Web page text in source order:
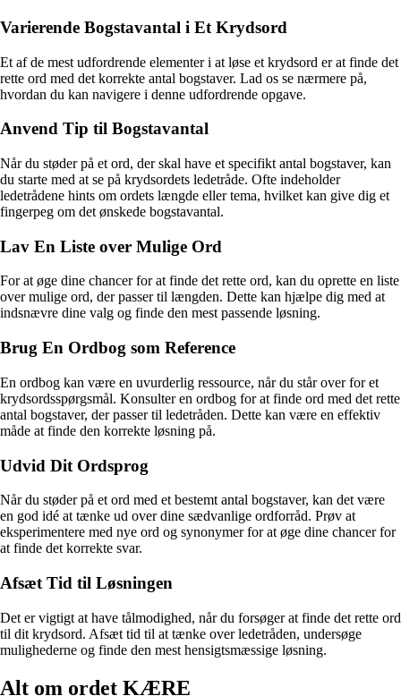
Varierende Bogstavantal i Et Krydsord
Et af de mest udfordrende elementer i at løse et krydsord er at finde det
rette ord med det korrekte antal bogstaver. Lad os se nærmere på,
hvordan du kan navigere i denne udfordrende opgave.
Anvend Tip til Bogstavantal
Når du støder på et ord, der skal have et specifikt antal bogstaver, kan
du starte med at se på krydsordets ledetråde. Ofte indeholder
ledetrådene hints om ordets længde eller tema, hvilket kan give dig et
fingerpeg om det ønskede bogstavantal.
Lav En Liste over Mulige Ord
For at øge dine chancer for at finde det rette ord, kan du oprette en liste
over mulige ord, der passer til længden. Dette kan hjælpe dig med at
indsnævre dine valg og finde den mest passende løsning.
Brug En Ordbog som Reference
En ordbog kan være en uvurderlig ressource, når du står over for et
krydsordsspørgsmål. Konsulter en ordbog for at finde ord med det rette
antal bogstaver, der passer til ledetråden. Dette kan være en effektiv
måde at finde den korrekte løsning på.
Udvid Dit Ordsprog
Når du støder på et ord med et bestemt antal bogstaver, kan det være
en god idé at tænke ud over dine sædvanlige ordforråd. Prøv at
eksperimentere med nye ord og synonymer for at øge dine chancer for
at finde det korrekte svar.
Afsæt Tid til Løsningen
Det er vigtigt at have tålmodighed, når du forsøger at finde det rette ord
til dit krydsord. Afsæt tid til at tænke over ledetråden, undersøge
mulighederne og finde den mest hensigtsmæssige løsning.
Alt om ordet KÆRE